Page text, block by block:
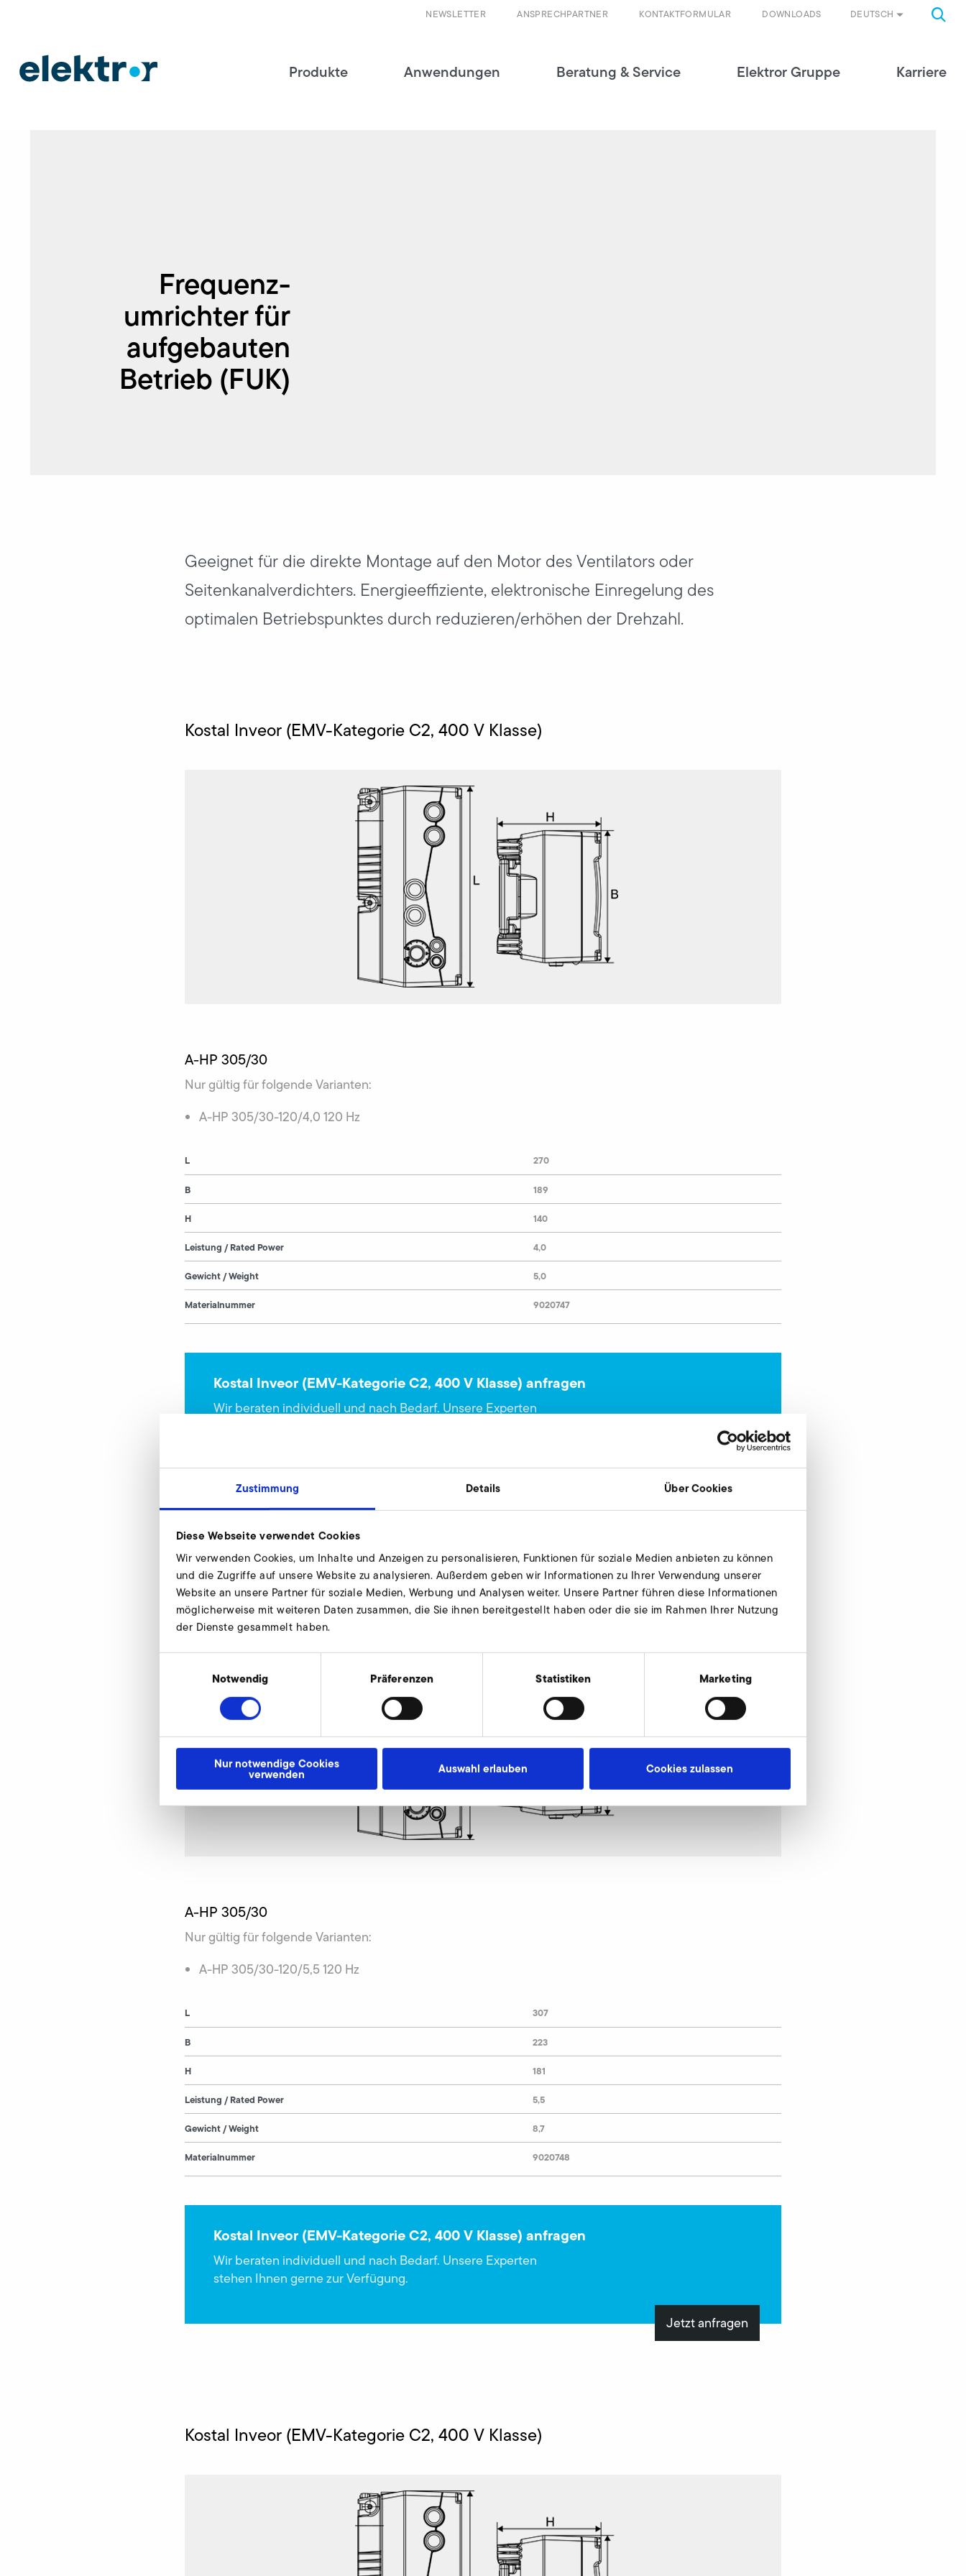
Zustimmung Details Über Cookies
Diese Webseite verwendet Cookies
Wir verwenden Cookies, um Inhalte und Anzeigen zu personalisieren, Funktionen für soziale Medien anbieten zu können
und die Zugriffe auf unsere Website zu analysieren. Außerdem geben wir Informationen zu Ihrer Verwendung unserer
Website an unsere Partner für soziale Medien, Werbung und Analysen weiter. Unsere Partner führen diese Informationen
möglicherweise mit weiteren Daten zusammen, die Sie ihnen bereitgestellt haben oder die sie im Rahmen Ihrer Nutzung
der Dienste gesammelt haben.
Notwendig Präferenzen Statistiken Marketing
Nur notwendige Cookies
verwenden Auswahl erlauben Cookies zulassen
DEUTSCH
DOWNLOADS
KONTAKTFORMULAR
ANSPRECHPARTNER
NEWSLETTER
Produkte Anwendungen Beratung & Service Elektror Gruppe Karriere
Frequenz­
umrichter für
aufgebauten
Betrieb (FUK)
Geeignet für die direkte Montage auf den Motor des Ventilators oder
Seitenkanalverdichters. Energieeffiziente, elektronische Einregelung des
optimalen Betriebspunktes durch reduzieren/erhöhen der Drehzahl.
Kostal Inveor (EMV-Kategorie C2, 400 V Klasse)
A-HP 305/30
Nur gültig für folgende Varianten:
A-HP 305/30-120/4,0 120 Hz
L
B
H
Leistung / Rated Power
Gewicht / Weight
Materialnummer
270
189
140
4,0
5,0
9020747
Kostal Inveor (EMV-Kategorie C2, 400 V Klasse) anfragen
Wir beraten individuell und nach Bedarf. Unsere Experten
Jetzt anfragen
Kostal Inveor (EMV-Kategorie C2, 400 V Klasse)
A-HP 305/30
Nur gültig für folgende Varianten:
A-HP 305/30-120/5,5 120 Hz
L
B
H
Leistung / Rated Power
Gewicht / Weight
Materialnummer
307
223
181
5,5
8,7
9020748
Kostal Inveor (EMV-Kategorie C2, 400 V Klasse) anfragen
Wir beraten individuell und nach Bedarf. Unsere Experten
stehen Ihnen gerne zur Verfügung.
Jetzt anfragen
Kostal Inveor (EMV-Kategorie C2, 400 V Klasse)